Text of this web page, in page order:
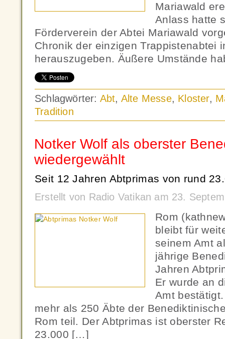
Mariawald
Anlass hatte
Förderverein der Abtei Mariawald
Chronik der einzigen Trappistenabtei
herauszugeben. Äußere Umstände
Schlagwörter: Abt, Alte Messe, Kloster,
Tradition
Notker Wolf als oberster
wiedergewählt
Seit 12 Jahren Abtprimas von rund
Erstellt von Radio Vatikan am 23.
Rom
bleibt für
seinem Amt
jährige
Jahren
Er wurde an
Amt
mehr als 250 Äbte der
Rom teil. Der Abtprimas ist oberster
23.000 […]